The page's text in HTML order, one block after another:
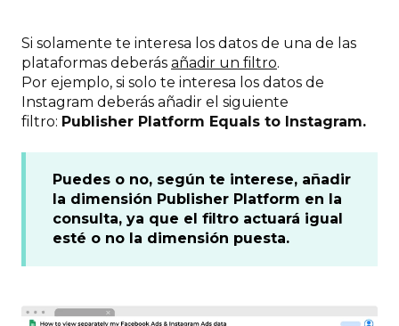
Si solamente te interesa los datos de una de las
plataformas deberás añadir un filtro.
Por ejemplo, si solo te interesa los datos de
Instagram deberás añadir el siguiente
filtro: Publisher Platform Equals to Instagram.
Puedes o no, según te interese, añadir
la dimensión Publisher Platform en la
consulta, ya que el filtro actuará igual
esté o no la dimensión puesta.